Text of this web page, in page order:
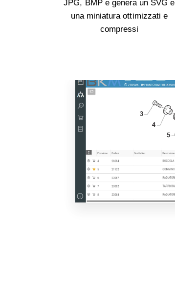
JPG, BMP e genera un SVG e
una miniatura ottimizzati e
compressi